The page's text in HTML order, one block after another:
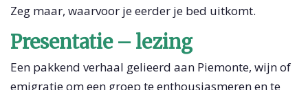
Zeg maar, waarvoor je eerder je bed uitkomt.
Presentatie – lezing
Een pakkend verhaal gelieerd aan Piemonte, wijn of
emigratie om een groep te enthousiasmeren en te